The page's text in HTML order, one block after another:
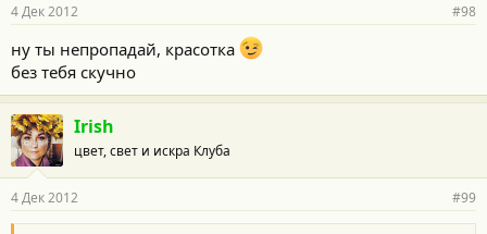
4 Дек 2012 #98
ну ты непропадай, красотка
без тебя скучно
Irish
цвет, свет и искра Клуба
4 Дек 2012 #99